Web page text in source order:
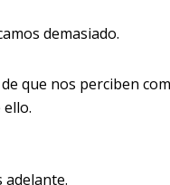
demasiado.
de que nos perciben
adelante.